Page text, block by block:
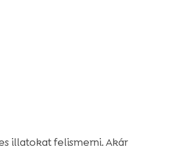
illatokat felismerni. Akár